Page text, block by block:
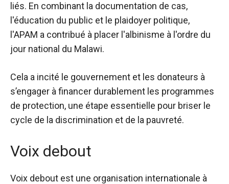
liés. En combinant la documentation de cas,
l'éducation du public et le plaidoyer politique,
l'APAM a contribué à placer l'albinisme à l'ordre du
jour national du Malawi.
Cela a incité le gouvernement et les donateurs à
s’engager à financer durablement les programmes
de protection, une étape essentielle pour briser le
cycle de la discrimination et de la pauvreté.
Voix debout
Voix debout est une organisation internationale à